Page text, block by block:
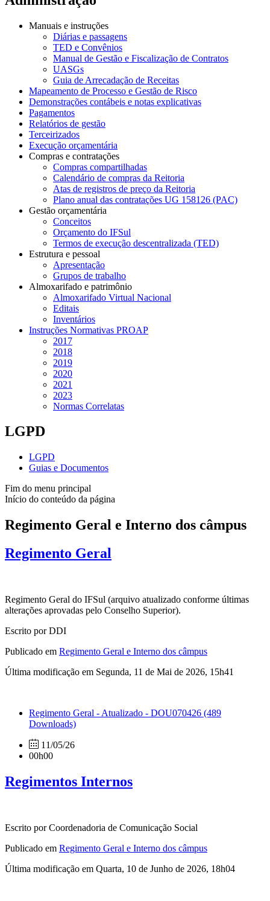
Manuais e instruções
Diárias e passagens
TED e Convênios
Manual de Gestão e Fiscalização de Contratos
UASGs
Guia de Arrecadação de Receitas
Mapeamento de Processo e Gestão de Risco
Demonstrações contábeis e notas explicativas
Pagamentos
Relatórios de gestão
Terceirizados
Execução orçamentária
Compras e contratações
Compras compartilhadas
Calendário de compras da Reitoria
Atas de registros de preço da Reitoria
Plano anual das contratações UG 158126 (PAC)
Gestão orçamentária
Conceitos
Orçamento do IFSul
Termos de execução descentralizada (TED)
Estrutura e pessoal
Apresentação
Grupos de trabalho
Almoxarifado e patrimônio
Almoxarifado Virtual Nacional
Editais
Inventários
Instruções Normativas PROAP
2017
2018
2019
2020
2021
2023
Normas Correlatas
LGPD
LGPD
Guias e Documentos
Fim do menu principal
Início do conteúdo da página
Regimento Geral e Interno dos câmpus
Regimento Geral
Regimento Geral do IFSul (arquivo atualizado conforme últimas
alterações aprovadas pelo Conselho Superior).
Escrito por DDI
Publicado em Regimento Geral e Interno dos câmpus
Última modificação em Segunda, 11 de Mai de 2026, 15h41
Regimento Geral - Atualizado - DOU070426 (489
Downloads)
11/05/26
00h00
Regimentos Internos
Escrito por Coordenadoria de Comunicação Social
Publicado em Regimento Geral e Interno dos câmpus
Última modificação em Quarta, 10 de Junho de 2026, 18h04